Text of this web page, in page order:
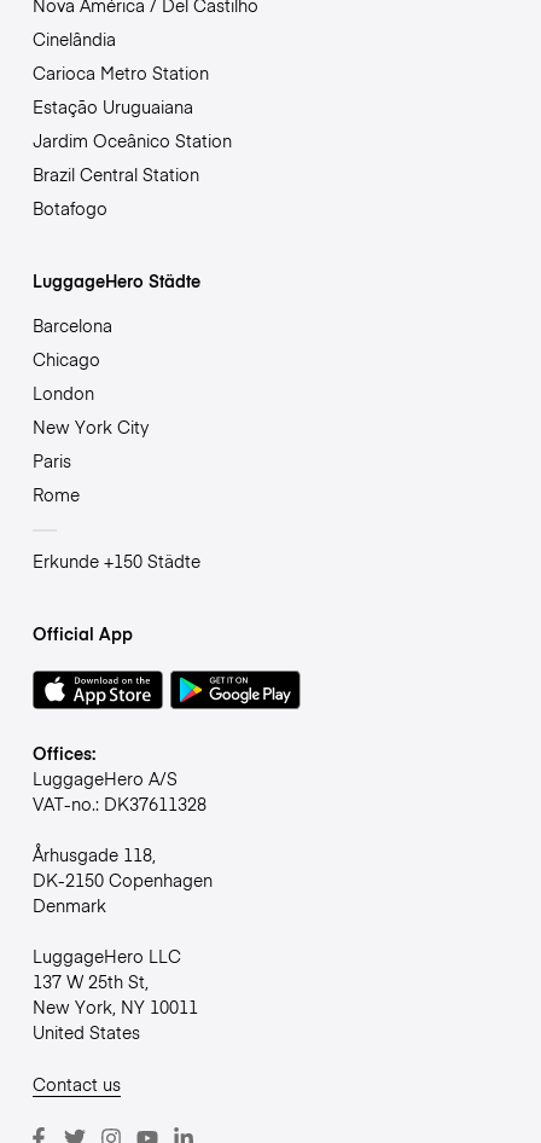
Cinelândia
Carioca Metro Station
Estação Uruguaiana
Jardim Oceânico Station
Brazil Central Station
Botafogo
LuggageHero Städte
Barcelona
Chicago
London
New York City
Paris
Rome
Erkunde +150 Städte
Official App
Offices:
LuggageHero A/S
VAT-no.: DK37611328
Århusgade 118,
DK-2150 Copenhagen
Denmark
LuggageHero LLC
137 W 25th St,
New York, NY 10011
United States
Contact us